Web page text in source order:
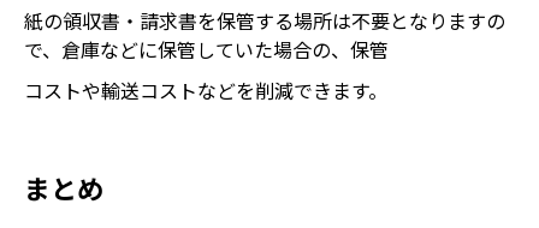
紙の領収書・請求書を保管する場所は不要となりますの
で、倉庫などに保管していた場合の、保管
コストや輸送コストなどを削減できます。
まとめ